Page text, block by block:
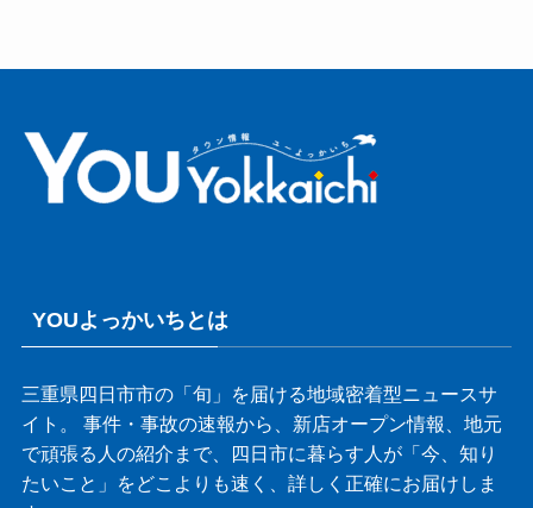
YOUよっかいちとは
三重県四日市市の「旬」を届ける地域密着型ニュースサ
イト。 事件・事故の速報から、新店オープン情報、地元
で頑張る人の紹介まで、四日市に暮らす人が「今、知り
たいこと」をどこよりも速く、詳しく正確にお届けしま